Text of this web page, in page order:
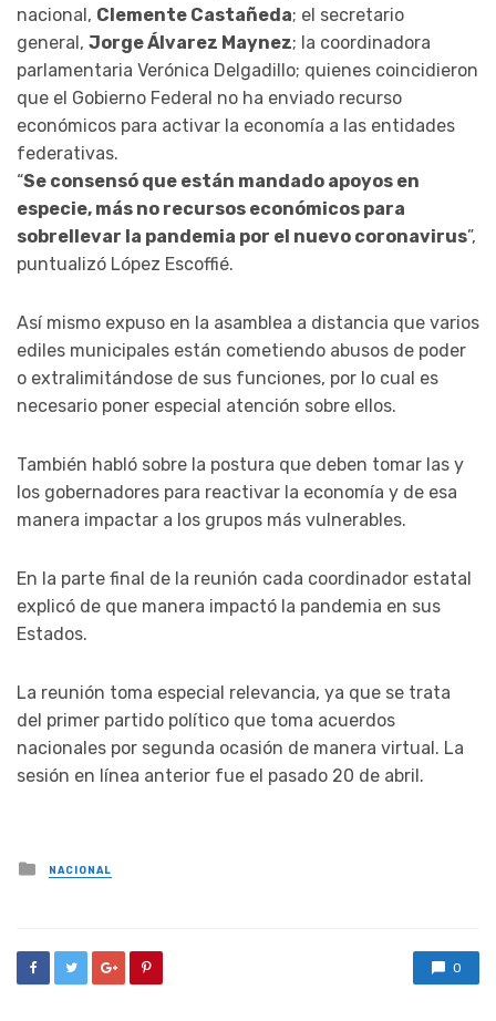
nacional, Clemente Castañeda; el secretario
general, Jorge Álvarez Maynez; la coordinadora
parlamentaria Verónica Delgadillo; quienes coincidieron
que el Gobierno Federal no ha enviado recurso
económicos para activar la economía a las entidades
federativas.
“Se consensó que están mandado apoyos en
especie, más no recursos económicos para
sobrellevar la pandemia por el nuevo coronavirus”,
puntualizó López Escoffié.
Así mismo expuso en la asamblea a distancia que varios
ediles municipales están cometiendo abusos de poder
o extralimitándose de sus funciones, por lo cual es
necesario poner especial atención sobre ellos.
También habló sobre la postura que deben tomar las y
los gobernadores para reactivar la economía y de esa
manera impactar a los grupos más vulnerables.
En la parte final de la reunión cada coordinador estatal
explicó de que manera impactó la pandemia en sus
Estados.
La reunión toma especial relevancia, ya que se trata
del primer partido político que toma acuerdos
nacionales por segunda ocasión de manera virtual. La
sesión en línea anterior fue el pasado 20 de abril.
Posted
in
NACIONAL
0